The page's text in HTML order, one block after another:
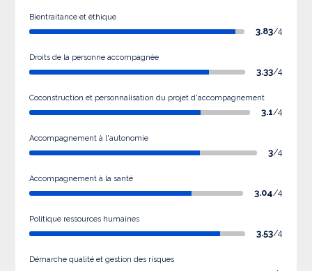
Bientraitance et éthique
3.83/4
Droits de la personne accompagnée
3.33/4
Coconstruction et personnalisation du projet d'accompagnement
3.1/4
Accompagnement à l'autonomie
3/4
Accompagnement à la santé
3.04/4
Politique ressources humaines
3.53/4
Démarche qualité et gestion des risques